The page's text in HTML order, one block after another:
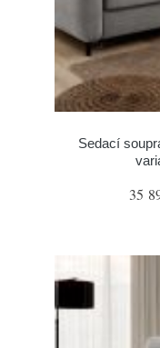
Sedací
35